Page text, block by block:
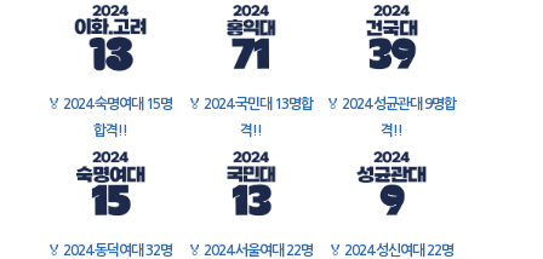
🏅 2024 숙명여대 15명
합격!!
🏅 2024 국민대 13명합
격!!
🏅 2024 성균관대 9명합
격!!
🏅 2024 동덕여대 32명
🏅 2024 서울여대 22명
🏅 2024 성신여대 22명